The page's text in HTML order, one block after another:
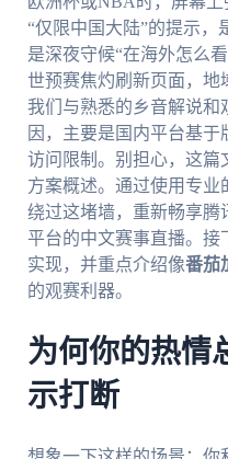
“仅限中国大陆”的提示，
是深夜守候“在海外怎么
世预赛焦灼刷新页面，地
我们与熟悉的乡音解说和
因，主要是国内平台基
访问限制。别担心，这篇
方案概述。通过使用专业
绕过这堵墙，重新畅享腾
平台的中文赛事直播。接
实现，并重点介绍像番茄
的观赛利器。
为何你的热情
示打断